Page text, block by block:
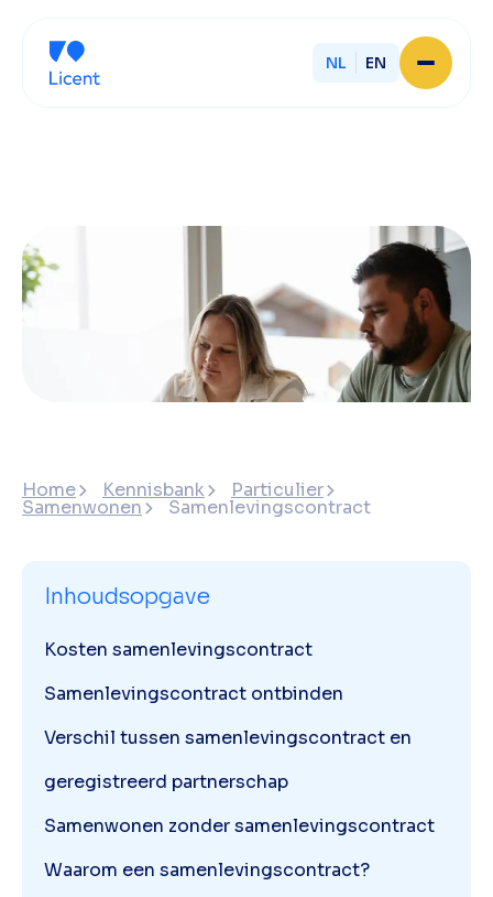
NL EN
Sluit je aan
Onze ondernemers
Werken bij
Onze mensen
Actueel
Contact
Home Kennisbank Particulier
Samenwonen Samenlevingscontract
Inhoudsopgave
Kosten samenlevingscontract
Samenlevingscontract ontbinden
Verschil tussen samenlevingscontract en
geregistreerd partnerschap
Samenwonen zonder samenlevingscontract
Waarom een samenlevingscontract?